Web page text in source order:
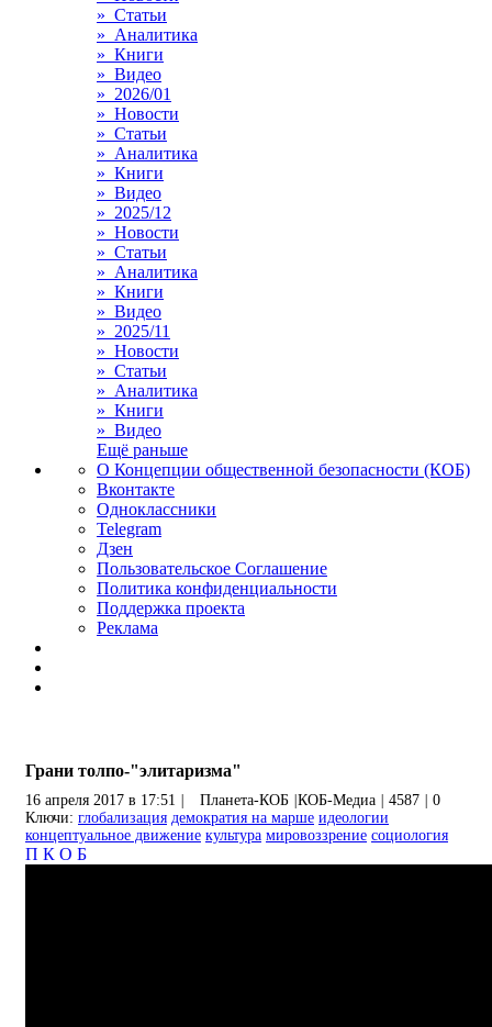
» Статьи
» Аналитика
» Книги
» Видео
» 2026/01
» Новости
» Статьи
» Аналитика
» Книги
» Видео
» 2025/12
» Новости
» Статьи
» Аналитика
» Книги
» Видео
» 2025/11
» Новости
» Статьи
» Аналитика
» Книги
» Видео
Ещё раньше
О Концепции общественной безопасности (КОБ)
Вконтакте
Одноклассники
Telegram
Дзен
Пользовательское Соглашение
Политика конфиденциальности
Поддержка проекта
Реклама
Грани толпо-"элитаризма"
16 апреля 2017 в 17:51 Планета-КОБ КОБ-Медиа 4587
0
Ключи: глобализация демократия на марше идеологии
концептуальное движение культура мировоззрение социология
П К О Б